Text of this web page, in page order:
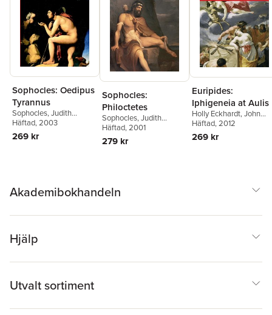
Sophocles: Oedipus
Tyrannus
Sophocles,Judith
Affleck,Ian McAuslan
Häftad, 2003
269 kr
Sophocles:
Philoctetes
Sophocles,Judith
Affleck
Häftad, 2001
279 kr
Euripides:
Iphigeneia at Aulis
Holly Eckhardt,John
Harrison
Häftad, 2012
269 kr
Akademibokhandeln
Hjälp
Utvalt sortiment